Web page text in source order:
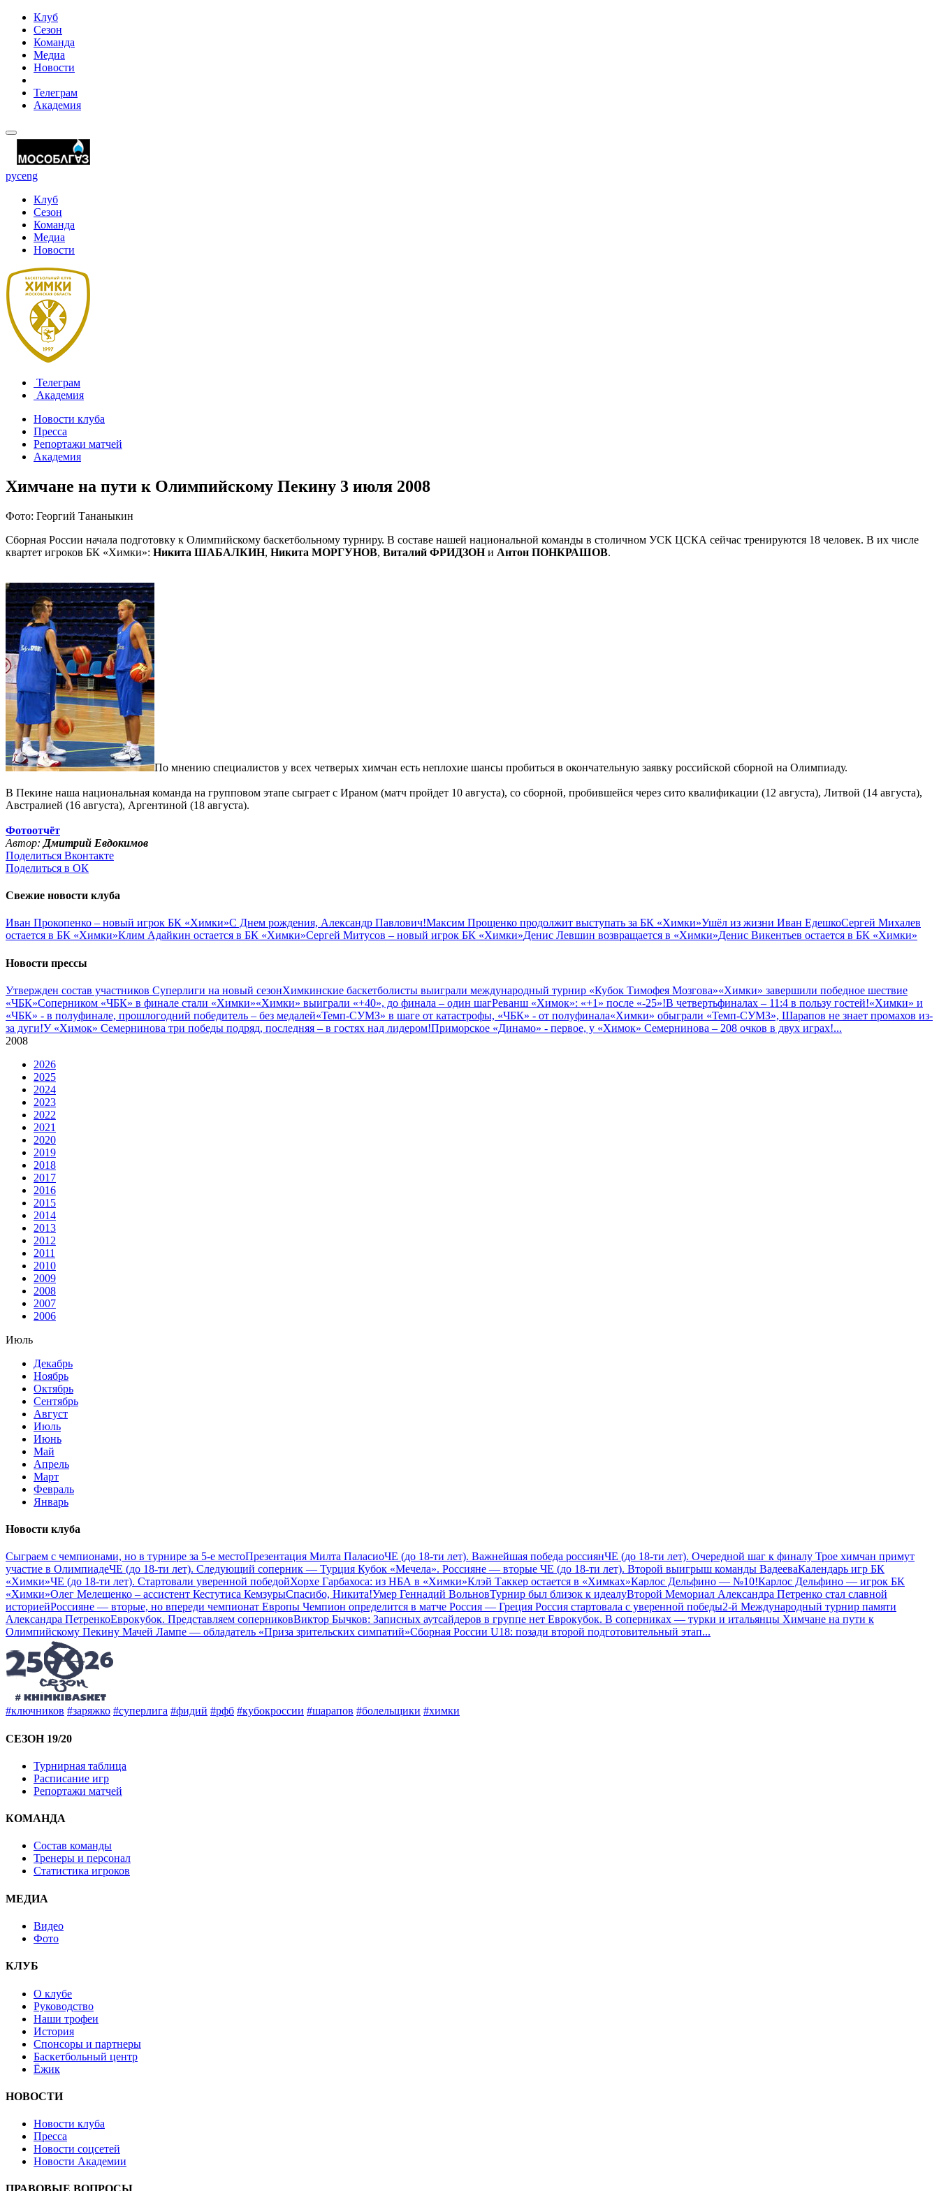
Клуб
Сезон
Команда
Медиа
Новости
Телеграм
Академия
русeng
Клуб
Сезон
Команда
Медиа
Новости
Телеграм
Академия
Новости клуба
Пресса
Репортажи матчей
Академия
Химчане на пути к Олимпийскому Пекину 3 июля 2008
Фото: Георгий Тананыкин
Сборная России начала подготовку к Олимпийскому баскетбольному турниру. В составе нашей национальной команды в столичном УСК ЦСКА сейчас тренируются 18 человек. В их числе
квартет игроков БК «Химки»: Никита ШАБАЛКИН, Никита МОРГУНОВ, Виталий ФРИДЗОНи Антон ПОНКРАШОВ.
По мнению специалистов у всех четверых химчан есть неплохие шансы пробиться в окончательную заявку российской сборной на Олимпиаду.
В Пекине наша национальная команда на групповом этапе сыграет с Ираном (матч пройдет 10 августа), со сборной, пробившейся через сито квалификации (12 августа), Литвой (14 августа),
Австралией (16 августа), Аргентиной (18 августа).
Фотоотчёт
Автор: Дмитрий Евдокимов
Поделиться Вконтакте
Поделиться в ОК
Свежие новости клуба
Иван Прокопенко – новый игрок БК «Химки»С Днем рождения, Александр Павлович!Максим Прощенко продолжит выступать за БК «Химки»Ушёл из жизни Иван ЕдешкоСергей Михалев
остается в БК «Химки»Клим Адайкин остается в БК «Химки»Сергей Митусов – новый игрок БК «Химки»Денис Левшин возвращается в «Химки»Денис Викентьев остается в БК «Химки»
Новости прессы
Утвержден состав участников Cуперлиги на новый сезонХимкинские баскетболисты выиграли международный турнир «Кубок Тимофея Мозгова»«Химки» завершили победное шествие
«ЧБК»Соперником «ЧБК» в финале стали «Химки»«Химки» выиграли «+40», до финала – один шагРеванш «Химок»: «+1» после «-25»!В четвертьфиналах – 11:4 в пользу гостей!«Химки» и
«ЧБК» - в полуфинале, прошлогодний победитель – без медалей«Темп-СУМЗ» в шаге от катастрофы, «ЧБК» - от полуфинала«Химки» обыграли «Темп-СУМЗ», Шарапов не знает промахов из-
за дуги!У «Химок» Семернинова три победы подряд, последняя – в гостях над лидером!Приморское «Динамо» - первое, у «Химок» Семернинова – 208 очков в двух играх!...
2008
2026
2025
2024
2023
2022
2021
2020
2019
2018
2017
2016
2015
2014
2013
2012
2011
2010
2009
2008
2007
2006
Июль
Декабрь
Ноябрь
Октябрь
Сентябрь
Август
Июль
Июнь
Май
Апрель
Март
Февраль
Январь
Новости клуба
Сыграем с чемпионами, но в турнире за 5-е местоПрезентация Милта ПаласиоЧЕ (до 18-ти лет). Важнейшая победа россиянЧЕ (до 18-ти лет). Очередной шаг к финалу Трое химчан примут
участие в ОлимпиадеЧЕ (до 18-ти лет). Следующий соперник — Турция Кубок «Мечела». Россияне — вторые ЧЕ (до 18-ти лет). Второй выигрыш команды ВадееваКалендарь игр БК
«Химки»ЧЕ (до 18-ти лет). Стартовали уверенной победойХорхе Гарбахоса: из НБА в «Химки»Клэй Таккер остается в «Химках»Карлос Дельфино — №10!Карлос Дельфино — игрок БК
«Химки»Олег Мелещенко – ассистент Кестутиса КемзурыСпасибо, Никита!Умер Геннадий ВольновТурнир был близок к идеалуВторой Мемориал Александра Петренко стал славной
историейРоссияне — вторые, но впереди чемпионат Европы Чемпион определится в матче Россия — Греция Россия стартовала с уверенной победы2-й Международный турнир памяти
Александра ПетренкоЕврокубок. Представляем соперниковВиктор Бычков: Записных аутсайдеров в группе нет Еврокубок. В соперниках — турки и итальянцы Химчане на пути к
Олимпийскому Пекину Мачей Лампе — обладатель «Приза зрительских симпатий»Сборная России U18: позади второй подготовительный этап...
#ключников #заряжко #суперлига #фидий #рфб #кубокроссии #шарапов #болельщики #химки
СЕЗОН 19/20
Турнирная таблица
Расписание игр
Репортажи матчей
КОМАНДА
Состав команды
Тренеры и персонал
Статистика игроков
МЕДИА
Видео
Фото
КЛУБ
О клубе
Руководство
Наши трофеи
История
Спонсоры и партнеры
Баскетбольный центр
Ёжик
НОВОСТИ
Новости клуба
Пресса
Новости соцсетей
Новости Академии